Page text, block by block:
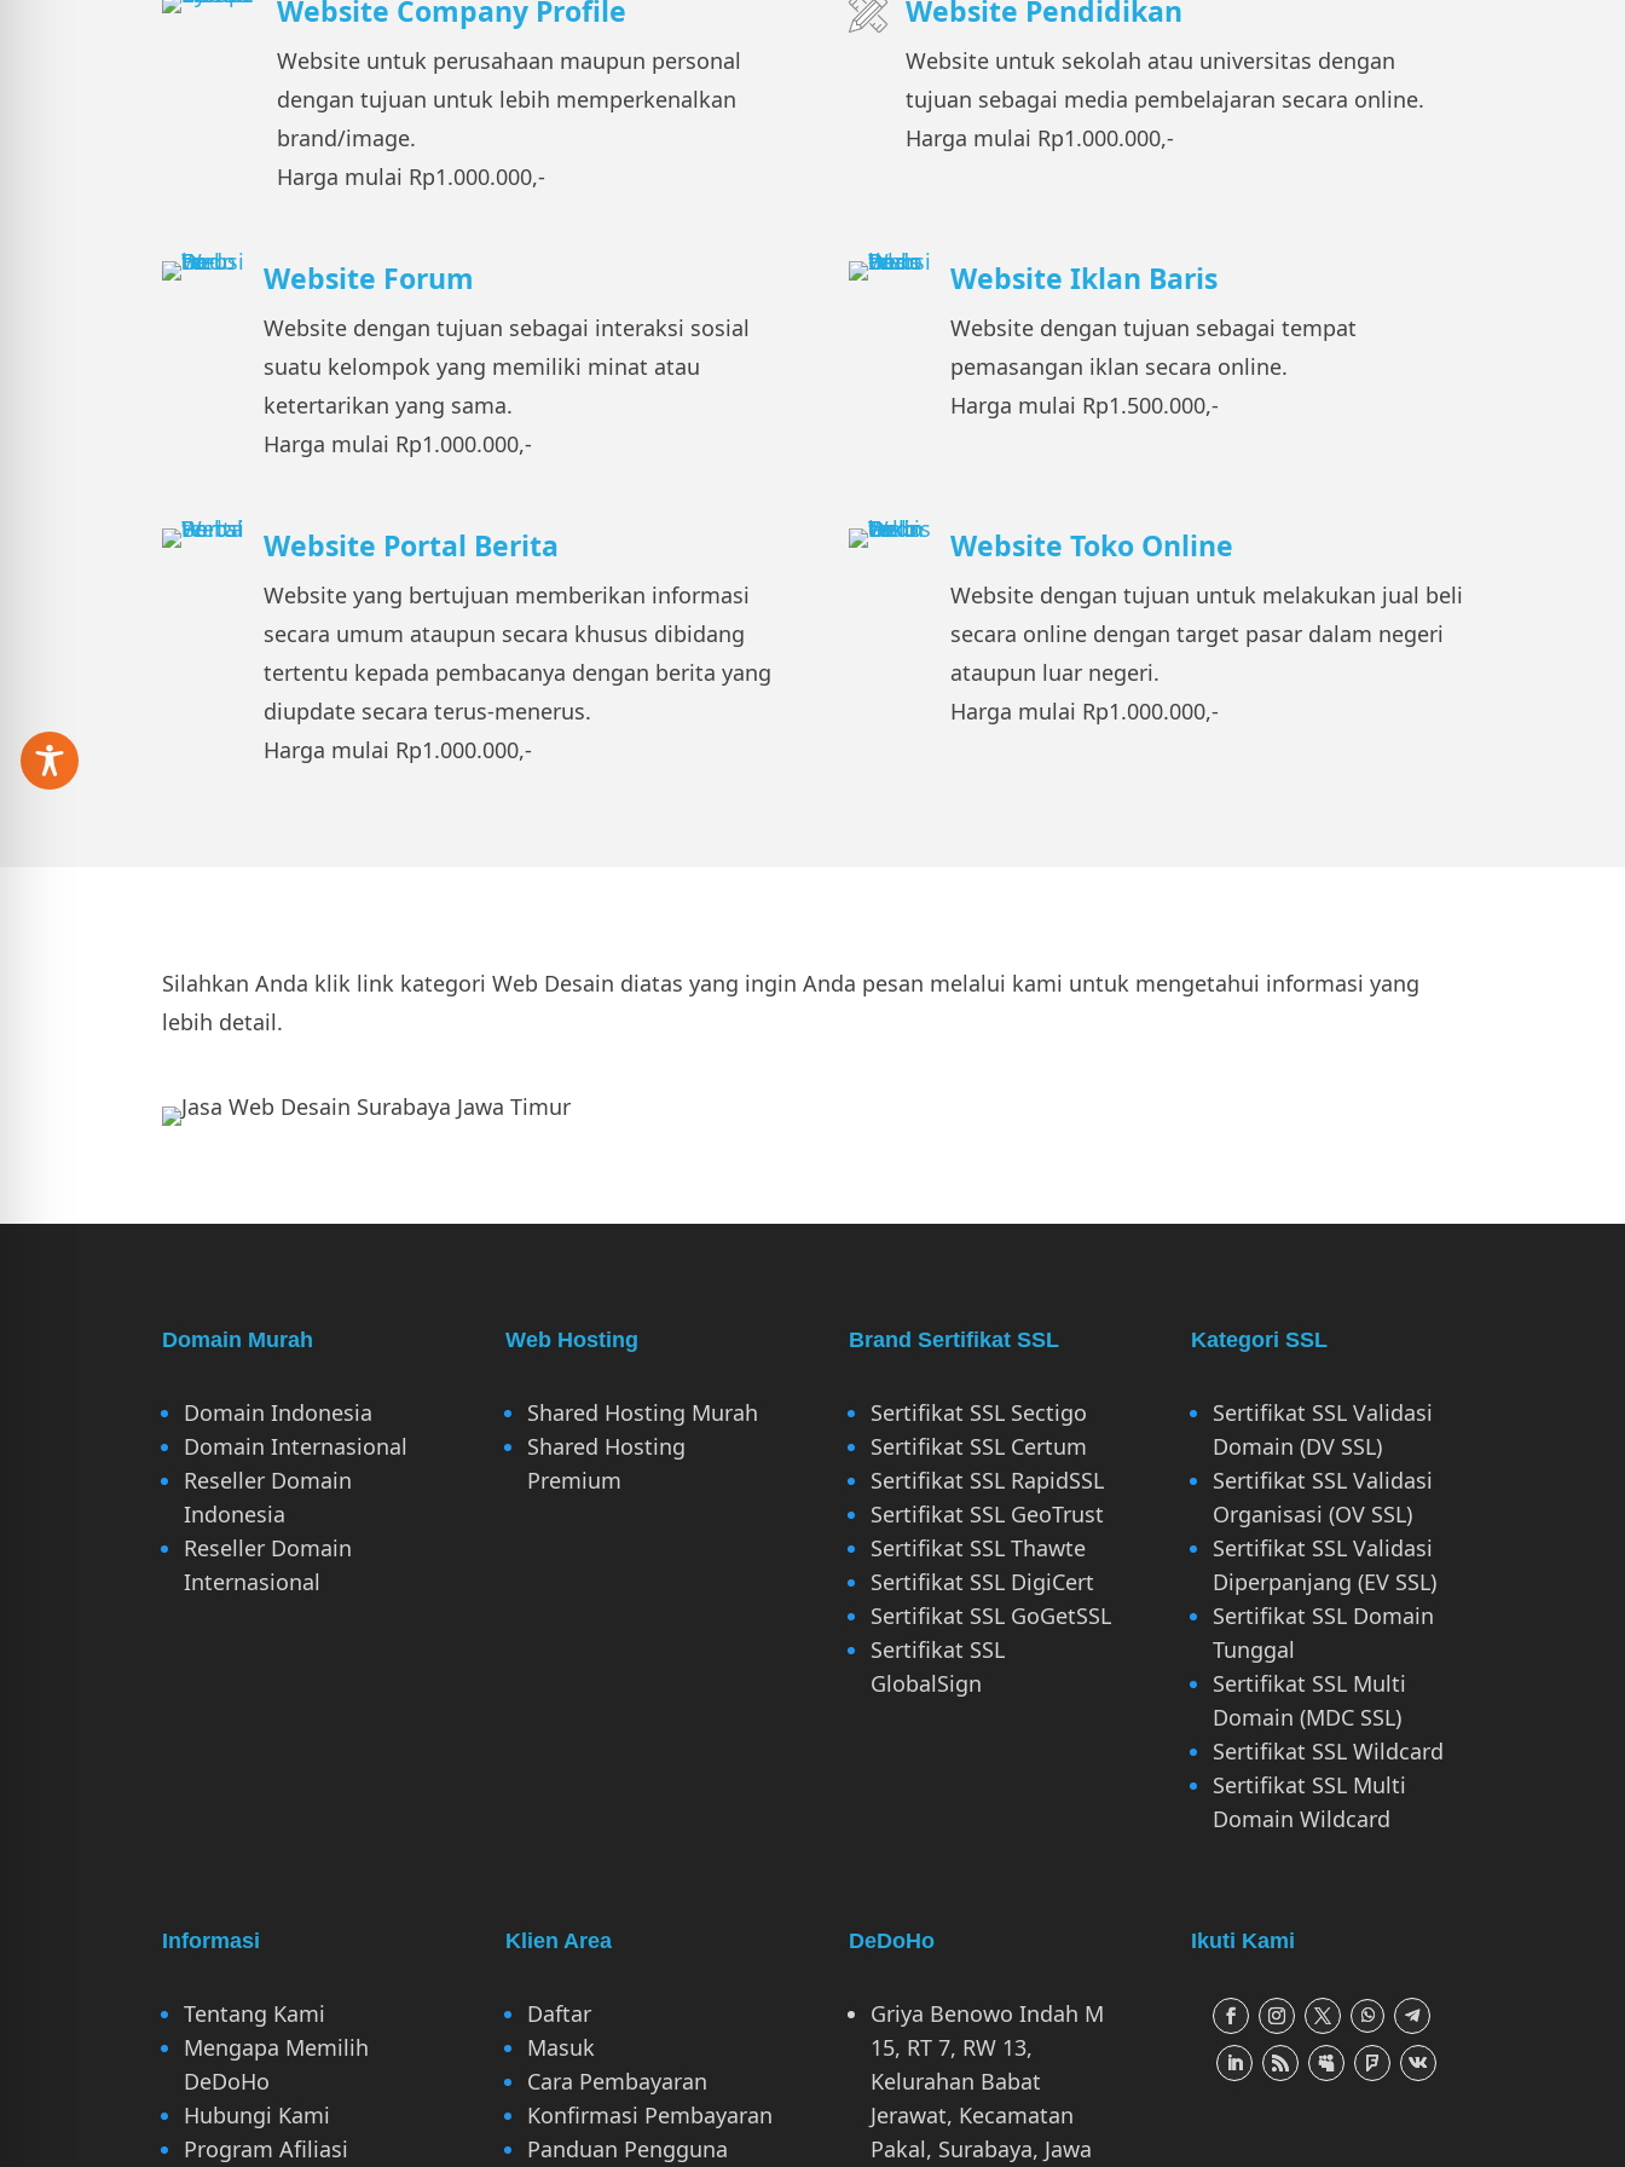
Website Company Profile
Website untuk perusahaan maupun personal
dengan tujuan untuk lebih memperkenalkan
brand/image.
Harga mulai Rp1.000.000,-
Website Pendidikan
Website untuk sekolah atau universitas dengan
tujuan sebagai media pembelajaran secara online.
Harga mulai Rp1.000.000,-
Website Forum
Website dengan tujuan sebagai interaksi sosial
suatu kelompok yang memiliki minat atau
ketertarikan yang sama.
Harga mulai Rp1.000.000,-
Website Iklan Baris
Website dengan tujuan sebagai tempat
pemasangan iklan secara online.
Harga mulai Rp1.500.000,-
Website Portal Berita
Website yang bertujuan memberikan informasi
secara umum ataupun secara khusus dibidang
tertentu kepada pembacanya dengan berita yang
diupdate secara terus-menerus.
Harga mulai Rp1.000.000,-
Website Toko Online
Website dengan tujuan untuk melakukan jual beli
secara online dengan target pasar dalam negeri
ataupun luar negeri.
Harga mulai Rp1.000.000,-
Silahkan Anda klik link kategori Web Desain diatas yang ingin Anda pesan melalui kami untuk mengetahui informasi yang
lebih detail.
Domain Murah
Domain Indonesia
Domain Internasional
Reseller Domain
Indonesia
Reseller Domain
Internasional
Web Hosting
Shared Hosting Murah
Shared Hosting
Premium
Brand Sertifikat SSL
Sertifikat SSL Sectigo
Sertifikat SSL Certum
Sertifikat SSL RapidSSL
Sertifikat SSL GeoTrust
Sertifikat SSL Thawte
Sertifikat SSL DigiCert
Sertifikat SSL GoGetSSL
Sertifikat SSL
GlobalSign
Kategori SSL
Sertifikat SSL Validasi
Domain (DV SSL)
Sertifikat SSL Validasi
Organisasi (OV SSL)
Sertifikat SSL Validasi
Diperpanjang (EV SSL)
Sertifikat SSL Domain
Tunggal
Sertifikat SSL Multi
Domain (MDC SSL)
Sertifikat SSL Wildcard
Sertifikat SSL Multi
Domain Wildcard
Informasi
Tentang Kami
Mengapa Memilih
DeDoHo
Hubungi Kami
Program Afiliasi
Klien Area
Daftar
Masuk
Cara Pembayaran
Konfirmasi Pembayaran
Panduan Pengguna
DeDoHo
Griya Benowo Indah M
15, RT 7, RW 13,
Kelurahan Babat
Jerawat, Kecamatan
Pakal, Surabaya, Jawa
Ikuti Kami